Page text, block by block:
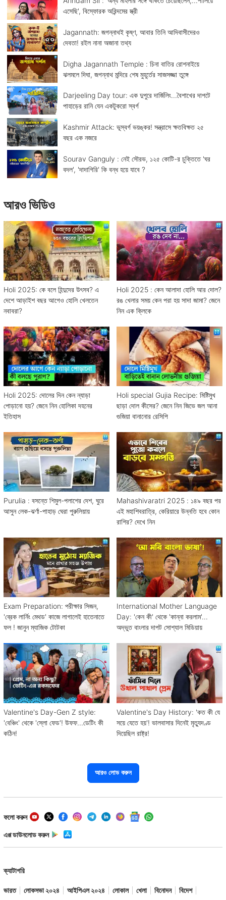
এসেছি', বিস্ফোরক অরিন্দমের স্ত্রী
Jagannath: জগন্নাথই কৃষ্ণ, আবার তিনি আদিবাসীদেরও
দেবতা! রইল নানা অজানা তথ্য
Digha Jagannath Temple : চিনা বাতির রোশনাইয়ে
ঝলমলে দিঘা, জগন্নাথ মন্দিরে শেষ মুহূর্তের সাজসজ্জা তুঙ্গে
Darjeeling Day tour: এক দুপুরে দার্জিলিং...বৈশাখের দাপটে
পাহাড়ের রানি যেন একটুকরো স্বর্গ
Kashmir Attack: ভূস্বর্গ ভয়ঙ্কর! সন্ত্রাসে ক্ষতবিক্ষত ২৫
বছর এক নজরে
Sourav Ganguly : নেই সৌরভ, ১২৫ কোটি-র চুক্তিতে 'ঘর
বদল', 'দাদাগিরি' কি বন্ধ হয়ে যাবে ?
আরও ভিডিও
Holi 2025: কে বলে হিন্দুদের উৎসব? এ
দেশে আড়াইশ বছর আগেও হোলি খেলতেন
নবাবরা?
Holi 2025 : কেন আলাদা হোলি আর দোল?
রঙ খেলার সময় কেন পরা হয় সাদা জামা? জেনে
নিন এক ক্লিকে
Holi 2025: দোলের দিন কেন ন্যাড়া
পোড়ানো হয়? জেনে নিন হোলিকা দহনের
ইতিহাস
Holi special Gujia Recipe: মিষ্টিমুখ
ছাড়া দোল কীসের? জেনে নিন জিভে জল আনা
গুজিয়া বানানোর রেসিপি
Purulia : বসন্তে শিমুল-পলাশের দেশ, ঘুরে
আসুন লেক-ঝর্ণা-পাহাড় ঘেরা পুরুলিয়ায়
Mahashivaratri 2025 : ১৪৯ বছর পর
এই মহাশিবরাত্রি, কেরিয়ারে উন্নতি হবে কোন
রাশির? দেখে নিন
Exam Preparation: পরীক্ষার সিজন,
'ব্রেক লার্নিং মেথড' কাজে লাগালেই হাতেনাতে
ফল ! জানুন ম্যাজিক টোটকা
International Mother Language
Day: 'কেন কী' থেকে 'কান্না করলাম'...
অদ্ভুত বাংলার দাপট সোশ্যাল মিডিয়ায়
Valentine's Day-Gen Z style:
'বেঞ্চিং' থেকে 'স্লো ফেড'! উফফ...ডেটিং কী
কঠিন!
Valentine's Day History: 'কত কী যে
সয়ে যেতে হয়'! ভালবাসার দিনেই মৃত্যুদণ্ড
দিয়েছিল রাষ্ট্র!
আরও লোড করুন
ফলো করুন
এপ্প ডাউনলোড করুন
ক্যাটাগরি
ভারত লোকসভা ২০২৪ আইপিএল ২০২৪ লোকাল খেলা বিনোদন
বিদেশ